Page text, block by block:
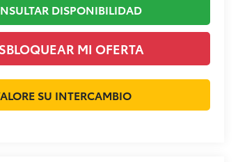
DISPONIBILIDAD
MI OFERTA
SU INTERCAMBIO